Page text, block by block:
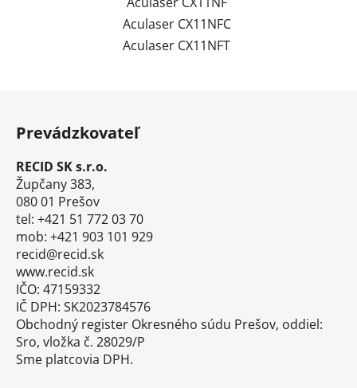
Aculaser CX11NFC
Aculaser CX11NFT
Prevádzkovateľ
RECID SK s.r.o.
Župčany 383,
080 01 Prešov
tel: +421 51 772 03 70
mob: +421 903 101 929
recid@recid.sk
www.recid.sk
IČO: 47159332
IČ DPH: SK2023784576
Obchodný register Okresného súdu Prešov, oddiel:
Sro, vložka č. 28029/P
Sme platcovia DPH.